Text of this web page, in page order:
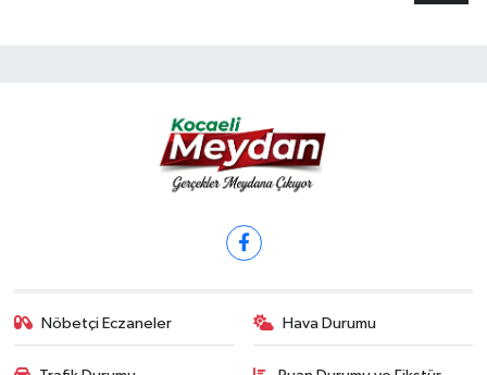
Nöbetçi Eczaneler Hava Durumu